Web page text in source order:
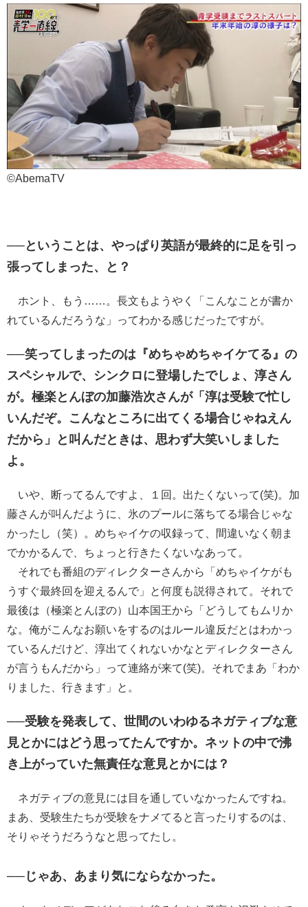
©AbemaTV
──ということは、やっぱり英語が最終的に足を引っ
張ってしまった、と？
ホント、もう……。長文もようやく「こんなことが書か
れているんだろうな」ってわかる感じだったですが。
──笑ってしまったのは『めちゃめちゃイケてる』の
スペシャルで、シンクロに登場したでしょ、淳さん
が。極楽とんぼの加藤浩次さんが「淳は受験で忙し
いんだぞ。こんなところに出てくる場合じゃねえん
だから」と叫んだときは、思わず大笑いしました
よ。
いや、断ってるんですよ、１回。出たくないって(笑)。加
藤さんが叫んだように、氷のプールに落ちてる場合じゃな
かったし（笑）。めちゃイケの収録って、間違いなく朝ま
でかかるんで、ちょっと行きたくないなあって。
それでも番組のディレクターさんから「めちゃイケがも
うすぐ最終回を迎えるんで」と何度も説得されて。それで
最後は（極楽とんぼの）山本国王から「どうしてもムリか
な。俺がこんなお願いをするのはルール違反だとはわかっ
ているんだけど、淳出てくれないかなとディレクターさん
が言うもんだから」って連絡が来て(笑)。それでまあ「わか
りました、行きます」と。
──受験を発表して、世間のいわゆるネガティブな意
見とかにはどう思ってたんですか。ネットの中で沸
き上がっていた無責任な意見とかには？
ネガティブの意見には目を通していなかったんですね。
まあ、受験生たちが受験をナメてると言ったりするのは、
そりゃそうだろうなと思ってたし。
──じゃあ、あまり気にならなかった。